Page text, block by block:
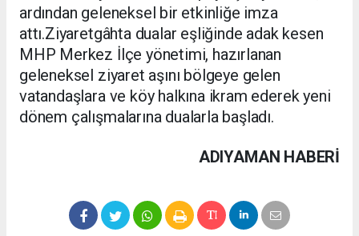
ardından geleneksel bir etkinliğe imza
attı.Ziyaretgâhta dualar eşliğinde adak kesen
MHP Merkez İlçe yönetimi, hazırlanan
geleneksel ziyaret aşını bölgeye gelen
vatandaşlara ve köy halkına ikram ederek yeni
dönem çalışmalarına dualarla başladı.
ADIYAMAN HABERİ